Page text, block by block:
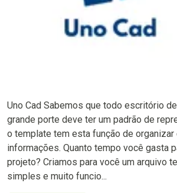
Uno Cad Sabemos que todo escritório
grande porte deve ter um padrão de
o template tem esta função de
informações. Quanto tempo você gasta
projeto? Criamos para você um arquivo
simples e muito funcio...